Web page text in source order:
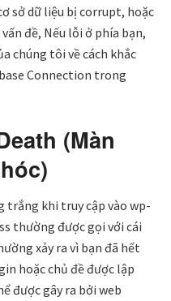
sở dữ liệu bị corrupt, hoặc
đề, Nếu lỗi ở phía bạn,
chúng tôi về cách khắc
Connection trong
(Màn
trắng khi truy cập vào wp-
thường được gọi với cái
xảy ra vì bạn đã hết
hoặc chủ đề được lập
được gây ra bởi web